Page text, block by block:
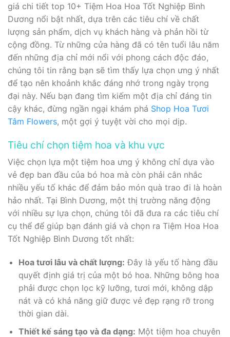
giá chi tiết top 10+ Tiệm Hoa Hoa Tốt Nghiệp Bình
Dương nổi bật nhất, dựa trên các tiêu chí về chất
lượng sản phẩm, dịch vụ khách hàng và phản hồi từ
cộng đồng. Từ những cửa hàng đã có tên tuổi lâu năm
đến những địa chỉ mới nổi với phong cách độc đáo,
chúng tôi tin rằng bạn sẽ tìm thấy lựa chọn ưng ý nhất
để tạo nên khoảnh khắc đáng nhớ trong ngày trọng
đại này. Nếu bạn đang tìm kiếm một địa chỉ đáng tin
cậy khác, đừng ngần ngại khám phá Shop Hoa Tươi
Tâm Flowers, một gợi ý tuyệt vời cho mọi dịp.
Tiêu chí chọn tiệm hoa và khu vực
Việc chọn lựa một tiệm hoa ưng ý không chỉ dựa vào
vẻ đẹp ban đầu của bó hoa mà còn phải cân nhắc
nhiều yếu tố khác để đảm bảo món quà trao đi là hoàn
hảo nhất. Tại Bình Dương, một thị trường năng động
với nhiều sự lựa chọn, chúng tôi đã đưa ra các tiêu chí
cụ thể để giúp bạn đánh giá và chọn ra Tiệm Hoa Hoa
Tốt Nghiệp Bình Dương tốt nhất:
Hoa tươi lâu và chất lượng: Đây là yếu tố hàng đầu
quyết định giá trị của một bó hoa. Những bông hoa
phải được chọn lọc kỹ lưỡng, tươi mới, không dập
nát và có khả năng giữ được vẻ đẹp rạng rỡ trong
thời gian dài.
Thiết kế sáng tạo và đa dạng: Một tiệm hoa chuyên